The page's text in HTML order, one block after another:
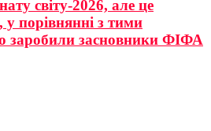
світу-2026, але це
у порівнянні з тими
заробили засновники ФІФА